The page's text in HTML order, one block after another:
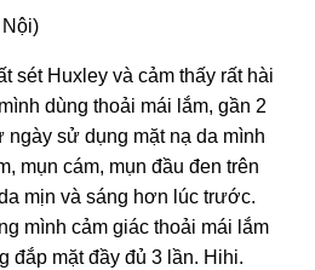
sét Huxley và cảm thấy rất hài
dùng thoải mái lắm, gần 2
sử dụng mặt nạ da mình
mụn cám, mụn đầu đen trên
mịn và sáng hơn lúc trước.
mình cảm giác thoải mái lắm
đắp mặt đầy đủ 3 lần. Hihi.